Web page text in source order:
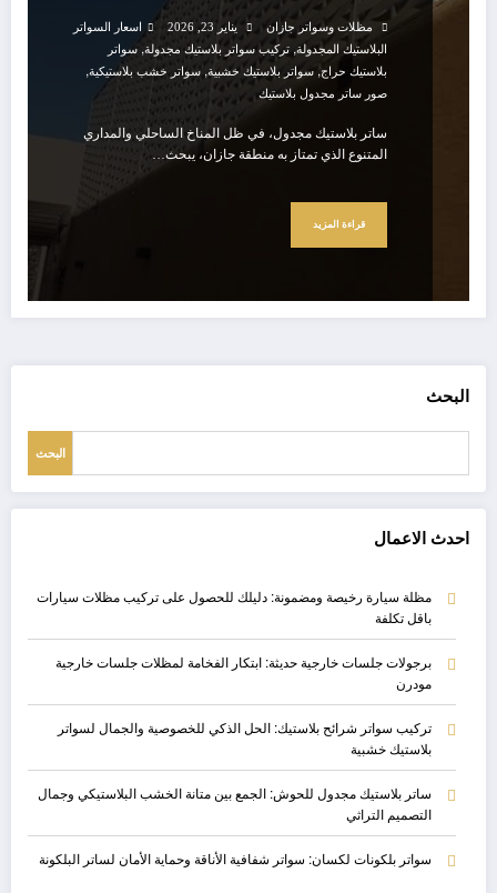
مظلات وسواتر جازان يناير 23, 2026
اسعار السواتر
البلاستيك المجدولة, تركيب سواتر بلاستيك مجدولة, سواتر
بلاستيك حراج, سواتر بلاستيك خشبية, سواتر خشب بلاستيكية,
صور ساتر مجدول بلاستيك
ساتر بلاستيك مجدول، في ظل المناخ الساحلي والمداري
المتنوع الذي تمتاز به منطقة جازان، يبحث…
قراءة المزيد
البحث
البحث
احدث الاعمال
مظلة سيارة رخيصة ومضمونة: دليلك للحصول على تركيب مظلات سيارات
باقل تكلفة
برجولات جلسات خارجية حديثة: ابتكار الفخامة لمظلات جلسات خارجية
مودرن
تركيب سواتر شرائح بلاستيك: الحل الذكي للخصوصية والجمال لسواتر
بلاستيك خشبية
ساتر بلاستيك مجدول للحوش: الجمع بين متانة الخشب البلاستيكي وجمال
التصميم التراثي
سواتر بلكونات لكسان: سواتر شفافية الأناقة وحماية الأمان لساتر البلكونة